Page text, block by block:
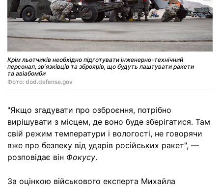
Крім льотчиків необхідно підготувати інженерно-технічний
персонал, звʼязківців та зброярів, що будуть лаштувати ракети
та авіабомби
Фото: dod.defense.gov
"Якщо згадувати про озброєння, потрібно
вирішувати з місцем, де воно буде зберігатися. Там
свій режим температури і вологості, не говорячи
вже про безпеку від ударів російських ракет", —
розповідає він Фокусу.
За оцінкою військового експерта Михайла